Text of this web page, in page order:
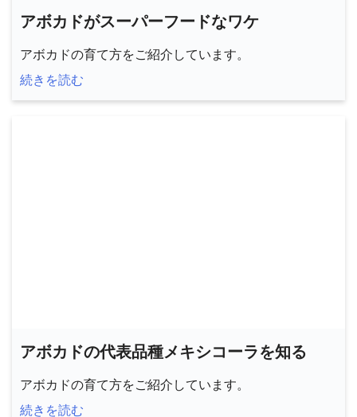
アボカドがスーパーフードなワケ
アボカドの育て方をご紹介しています。
続きを読む
アボカドの代表品種メキシコーラを知る
アボカドの育て方をご紹介しています。
続きを読む